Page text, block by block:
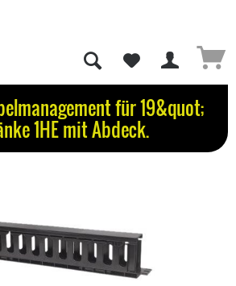
für 19&quot;
1HE mit Abdeck.